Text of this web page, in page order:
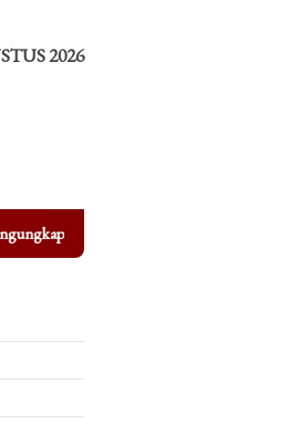
2026
Bertenggernya UMKM di Depan Kampus